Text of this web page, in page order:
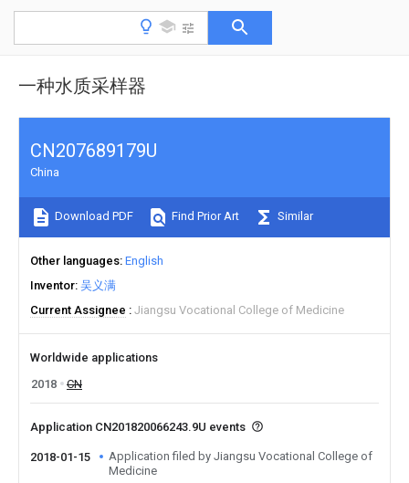
一种水质采样器
CN207689179U
China
Download PDF Find Prior Art Similar
Other languages English
Inventor 吴义满
Current Assignee
Jiangsu Vocational College of Medicine
Worldwide applications
2018
CN
Application CN201820066243.9U events
2018-01-15
Application filed by Jiangsu Vocational College of
Medicine